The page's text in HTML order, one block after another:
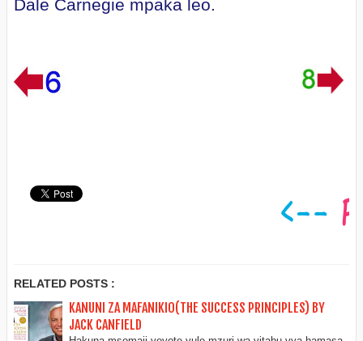
Dale Carnegie mpaka leo.
RELATED POSTS :
KANUNI ZA MAFANIKIO(THE SUCCESS PRINCIPLES) BY
JACK CANFIELD